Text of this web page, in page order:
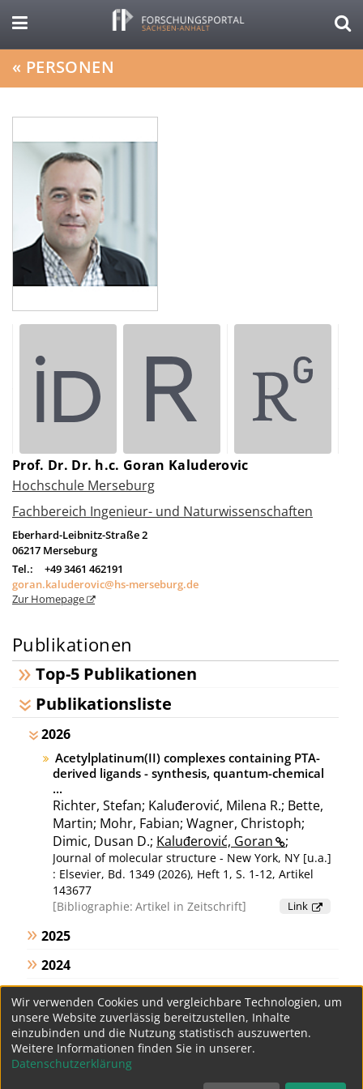
« PERSONEN
Prof. Dr. Dr. h.c. Goran Kaluderovic
Hochschule Merseburg
Fachbereich Ingenieur- und Naturwissenschaften
Eberhard-Leibnitz-Straße 2
06217 Merseburg
Tel.:
+49 3461 462191
goran.kaluderovic@hs-merseburg.de
Zur Homepage
Publikationen
Top-5 Publikationen
Publikationsliste
2026
Acetylplatinum(II) complexes containing PTA-
derived ligands - synthesis, quantum-chemical
...
Richter, Stefan; Kaluđerović, Milena R.; Bette,
Martin; Mohr, Fabian; Wagner, Christoph;
Dimic, Dusan D.; Kaluđerović, Goran ;
Journal of molecular structure - New York, NY [u.a.]
: Elsevier, Bd. 1349 (2026), Heft 1, S. 1-12, Artikel
143677
Bibliographie: Artikel in Zeitschrift Link
2025
2024
2022
ältere
Wir verwenden Cookies und vergleichbare Technologien, um
unsere Website zuverlässig bereitzustellen, Inhalte
einzubinden und die Nutzung statistisch auszuwerten.
Weitere Informationen finden Sie in unserer.
Datenschutzerklärung